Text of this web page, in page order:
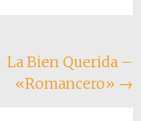
La Bien Querida –
«Romancero» →